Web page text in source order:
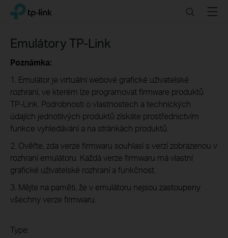
Click
navigation
TP-Link, Reliably Smart SearchMenu
Emulátory TP-Link
Poznámka:
1. Emulátor je virtuální webové grafické uživatelské
rozhraní, ve kterém lze programovat firmware produktů
TP-Link. Podrobnosti o vlastnostech a technických
údajích jednotlivých produktů získáte prostřednictvím
funkce vyhledávání a na stránkách produktů.
2. Ověřte, zda verze firmwaru souhlasí s verzí zobrazenou v
rozhraní emulátoru. Každá verze firmwaru má vlastní
grafické uživatelské rozhraní a funkčnost.
3. Mějte na paměti, že v emulátoru nejsou zastoupeny
všechny verze firmwaru.
Type: